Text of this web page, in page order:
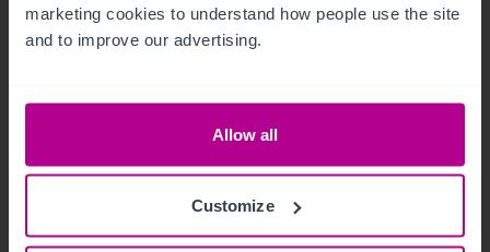
marketing cookies to understand how people use the site
and to improve our advertising.
Allow all
Customize